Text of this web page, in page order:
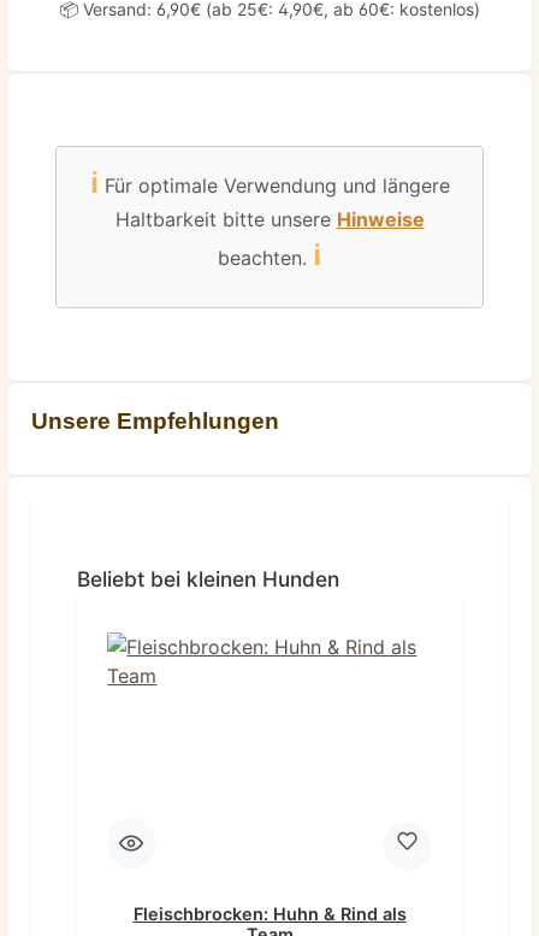
📦 Versand: 6,90€ (ab 25€: 4,90€, ab 60€: kostenlos)
ℹ️ Für optimale Verwendung und längere
Haltbarkeit bitte unsere Hinweise
beachten. ℹ️
Unsere Empfehlungen
Produktgalerie überspringen
Beliebt bei kleinen Hunden
Fleischbrocken: Huhn & Rind als